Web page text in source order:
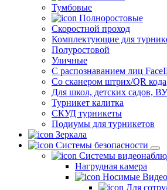
Тумбовые
Полноростовые
Скоростной проход
Комплектующие для
Полуростовой
Уличные
С распознаванием лиц
Со сканером штрих/QR кода
Для школ, детских садов,
Турникет калитка
СКУД турникеты
Подиумы для турникетов
Зеркала
Системы безопасности
Системы
Нагрудная камера
Носимые
Для